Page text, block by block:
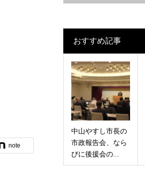
note
おすすめ記事
中山やすし市長の
市政報告会、なら
びに後援会の...